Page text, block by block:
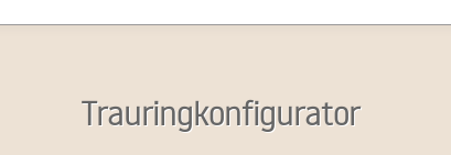
Trauringkonfigurator